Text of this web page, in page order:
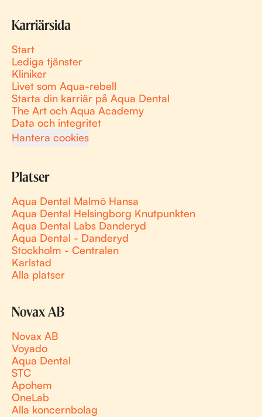
Karriärsida
Start
Lediga tjänster
Kliniker
Livet som Aqua-rebell
Starta din karriär på Aqua Dental
The Art och Aqua Academy
Data och integritet
Hantera cookies
Platser
Aqua Dental Malmö Hansa
Aqua Dental Helsingborg Knutpunkten
Aqua Dental Labs Danderyd
Aqua Dental - Danderyd
Stockholm - Centralen
Karlstad
Alla platser
Novax AB
Novax AB
Voyado
Aqua Dental
STC
Apohem
OneLab
Alla koncernbolag